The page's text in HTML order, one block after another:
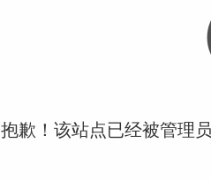
抱歉！该站点已经被管理